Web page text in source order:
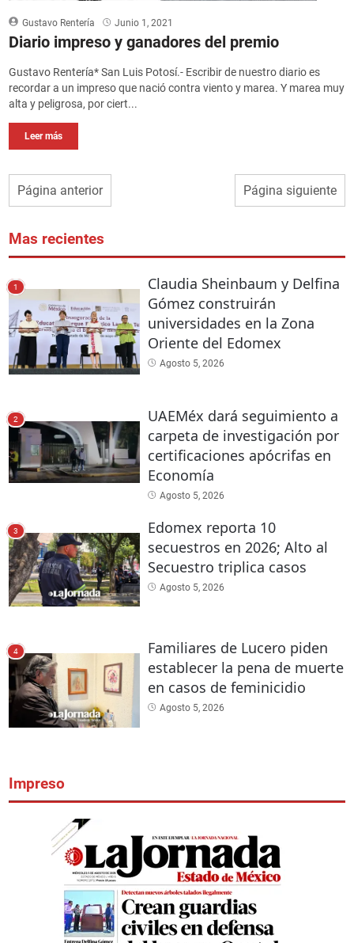
Gustavo Rentería Junio 1, 2021
Diario impreso y ganadores del premio
Gustavo Rentería* San Luis Potosí.- Escribir de nuestro diario es
recordar a un impreso que nació contra viento y marea. Y marea muy
alta y peligrosa, por ciert...
Leer más
Página anterior Página siguiente
Mas recientes
1
Claudia Sheinbaum y Delfina
Gómez construirán
universidades en la Zona
Oriente del Edomex
Agosto 5, 2026
2
UAEMéx dará seguimiento a
carpeta de investigación por
certificaciones apócrifas en
Economía
Agosto 5, 2026
3
Edomex reporta 10
secuestros en 2026; Alto al
Secuestro triplica casos
Agosto 5, 2026
4
Familiares de Lucero piden
establecer la pena de muerte
en casos de feminicidio
Agosto 5, 2026
Impreso